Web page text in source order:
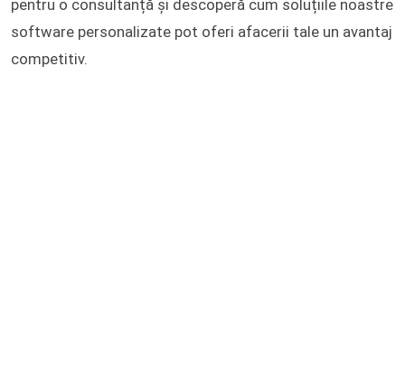
pentru o consultanță și descoperă cum soluțiile noastre
software personalizate pot oferi afacerii tale un avantaj
competitiv.